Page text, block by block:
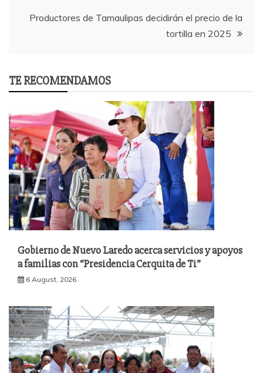
Productores de Tamaulipas decidirán el precio de la
tortilla en 2025
TE RECOMENDAMOS
Gobierno de Nuevo Laredo acerca servicios y apoyos
a familias con “Presidencia Cerquita de Ti”
6 August, 2026